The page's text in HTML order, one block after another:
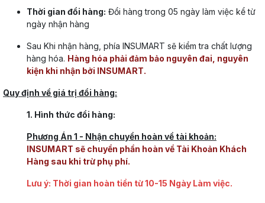
Thời gian đổi hàng: Đổi hàng trong 05 ngày làm việc kể từ
ngày nhận hàng
Sau Khi nhận hàng, phía INSUMART sẽ kiểm tra chất lượng
hàng hóa. Hàng hóa phải đảm bảo nguyên đai, nguyên
kiện khi nhận bởi INSUMART.
Quy định về giá trị đổi hàng:
1. Hình thức đổi hàng:
Phương Án 1 - Nhận chuyển hoàn về tài khoản:
INSUMART sẽ chuyển phần hoàn về Tài Khoản Khách
Hàng sau khi trừ phụ phí.
Lưu ý: Thời gian hoàn tiền từ 10-15 Ngày Làm việc.